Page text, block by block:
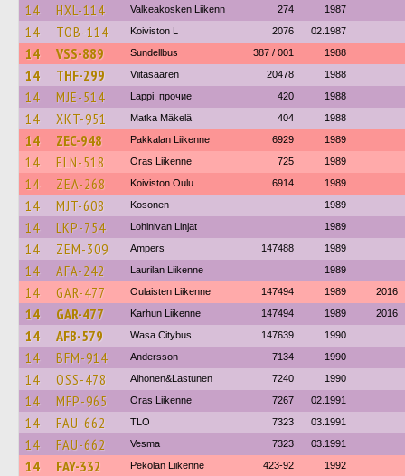
14 HXL-114 Valkeakosken Liikenn 274 1987
14 TOB-114 Koiviston L 2076 02.1987
14 VSS-889 Sundellbus 387 / 001 1988
14 THF-299 Viitasaaren 20478 1988
14 MJE-514 Lappi, прочие 420 1988
14 XKT-951 Matka Mäkelä 404 1988
14 ZEC-948 Pakkalan Liikenne 6929 1989
14 ELN-518 Oras Liikenne 725 1989
14 ZEA-268 Koiviston Oulu 6914 1989
14 MJT-608 Kosonen 1989
14 LKP-754 Lohinivan Linjat 1989
14 ZEM-309 Ampers 147488 1989
14 AFA-242 Laurilan Liikenne 1989
14 GAR-477 Oulaisten Liikenne 147494 1989 2016
14 GAR-477 Karhun Liikenne 147494 1989 2016
14 AFB-579 Wasa Citybus 147639 1990
14 BFM-914 Andersson 7134 1990
14 OSS-478 Alhonen&Lastunen 7240 1990
14 MFP-965 Oras Liikenne 7267 02.1991
14 FAU-662 TLO 7323 03.1991
14 FAU-662 Vesma 7323 03.1991
14 FAY-332 Pekolan Liikenne 423-92 1992